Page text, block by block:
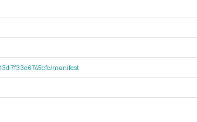
7f33e6745cfc/manifest